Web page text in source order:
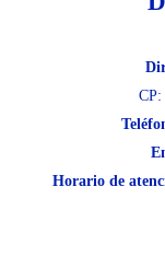
CP:
Horario de